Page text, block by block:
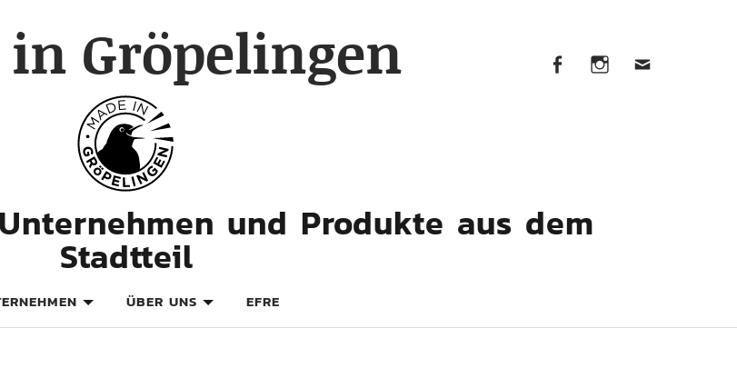
Gröpelingen
und Produkte aus dem
Stadtteil
ÜBER UNS EFRE